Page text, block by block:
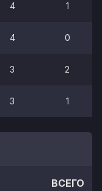
4 1
4 0
3 2
3 1
ВСЕГО